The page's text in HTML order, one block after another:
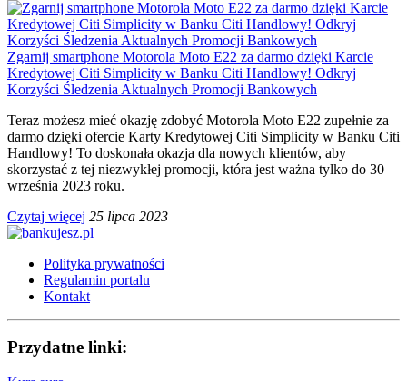
Zgarnij smartphone Motorola Moto E22 za darmo dzięki Karcie
Kredytowej Citi Simplicity w Banku Citi Handlowy! Odkryj
Korzyści Śledzenia Aktualnych Promocji Bankowych
Teraz możesz mieć okazję zdobyć Motorola Moto E22 zupełnie za
darmo dzięki ofercie Karty Kredytowej Citi Simplicity w Banku Citi
Handlowy! To doskonała okazja dla nowych klientów, aby
skorzystać z tej niezwykłej promocji, która jest ważna tylko do 30
września 2023 roku.
Czytaj więcej 25 lipca 2023
Polityka prywatności
Regulamin portalu
Kontakt
Przydatne linki: